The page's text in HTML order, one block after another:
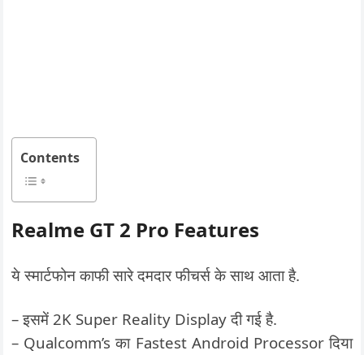
Contents
Realme GT 2 Pro Features
ये स्मार्टफोन काफी सारे दमदार फीचर्स के साथ आता है.
– इसमें 2K Super Reality Display दी गई है.
– Qualcomm’s का Fastest Android Processor दिया